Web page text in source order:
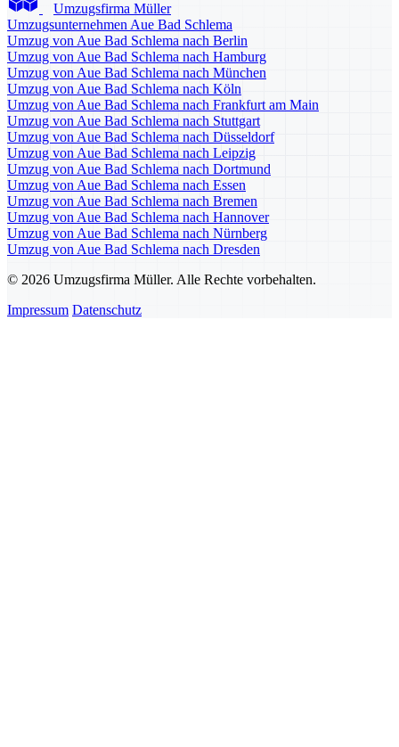
Umzugsfirma Müller
Umzugsunternehmen Aue Bad Schlema
Umzug von Aue Bad Schlema nach Berlin
Umzug von Aue Bad Schlema nach Hamburg
Umzug von Aue Bad Schlema nach München
Umzug von Aue Bad Schlema nach Köln
Umzug von Aue Bad Schlema nach Frankfurt am Main
Umzug von Aue Bad Schlema nach Stuttgart
Umzug von Aue Bad Schlema nach Düsseldorf
Umzug von Aue Bad Schlema nach Leipzig
Umzug von Aue Bad Schlema nach Dortmund
Umzug von Aue Bad Schlema nach Essen
Umzug von Aue Bad Schlema nach Bremen
Umzug von Aue Bad Schlema nach Hannover
Umzug von Aue Bad Schlema nach Nürnberg
Umzug von Aue Bad Schlema nach Dresden
© 2026 Umzugsfirma Müller. Alle Rechte vorbehalten.
Impressum Datenschutz